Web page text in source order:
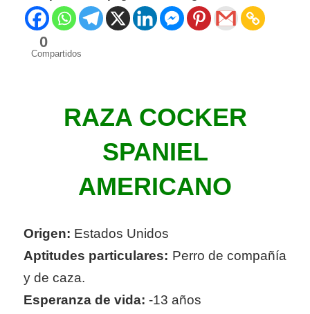
0
Compartidos
RAZA COCKER
SPANIEL
AMERICANO
Origen: Estados Unidos
Aptitudes particulares: Perro de compañía
y de caza.
Esperanza de vida: -13 años